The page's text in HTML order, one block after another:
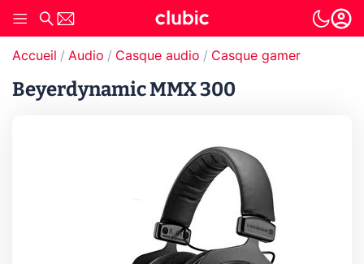
Accueil Audio Casque audio Casque gamer
Beyerdynamic MMX 300